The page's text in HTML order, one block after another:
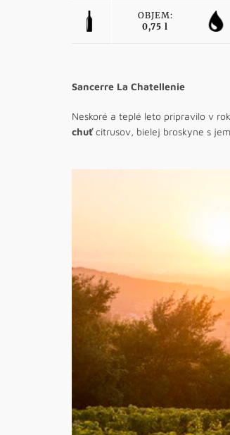
OBJEM:
0,75 l
Sancerre La Chatellenie
Neskoré a teplé leto pripravilo v
chuťcitrusov, bielej broskyne s